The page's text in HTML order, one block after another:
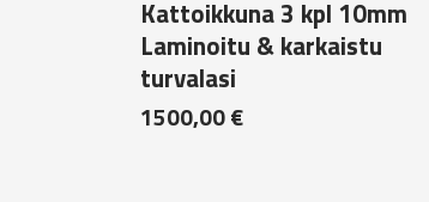
Kattoikkuna 3 kpl 10mm
Laminoitu & karkaistu
turvalasi
1500,00€